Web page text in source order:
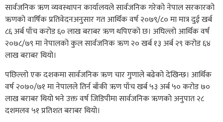
सार्वजनिक ऋण व्यवस्थापन कार्यालयले सार्वजनिक गरेको नेपाल सरकारको
ऋणको वार्षिक प्रतिवेदनअनुसार गत आर्थिक वर्ष २०७९/८० मा मात्र दुई खर्ब
८६ अर्ब पाँच करोड ६० लाख बराबर ऋण थपिएको छ। अघिल्लो आर्थिक वर्ष
२०७८/७९ मा नेपालको कुल सार्वजनिक ऋण २० खर्ब १३ अर्ब २९ करोड ६४
लाख बराबर थियो।
पछिल्लो एक दशकमा सार्वजनिक ऋण चार गुणाले बढेको देखिन्छ। आर्थिक
वर्ष २०७०/७१ मा नेपालले तिर्न बाँकी ऋण पाँच खर्ब ५३ अर्ब ५० करोड ७०
लाख बराबर थियो भने उक्त वर्ष जिडिपीमा सार्वजनिक ऋणको अनुपात २८
दशमलव ५१ प्रतिशत बराबर थियो।